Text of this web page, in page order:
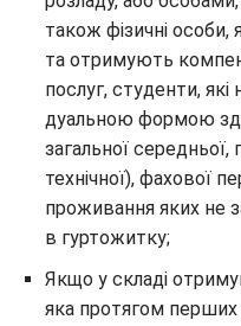
також фізичні особи,
та отримують
послуг, студенти,
дуальною формою
загальної середньої,
технічної), фахової
проживання яких не
в гуртожитку;
Якщо у складі
яка протягом перших